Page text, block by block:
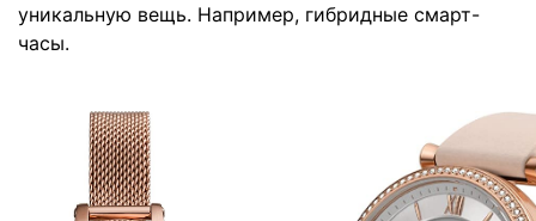
уникальную вещь. Например, гибридные смарт-
часы.